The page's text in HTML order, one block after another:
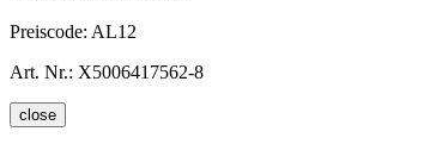
Preiscode: AL12
Art. Nr.: X5006417562-8
close